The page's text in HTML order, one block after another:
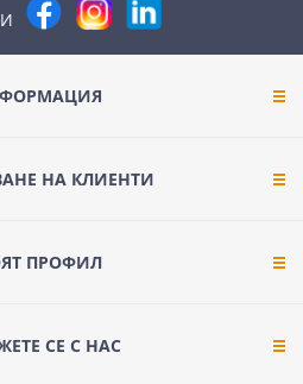
НА КЛИЕНТИ
ПРОФИЛ
СЕ С НАС